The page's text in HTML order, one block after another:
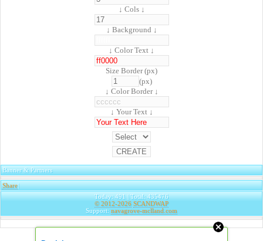
↓ Cols ↓
↓ Background ↓
↓ Color Text ↓
Size Border (px)
(px)
↓ Color Border ↓
↓ Your Text ↓
Banner & Partners
Share|
Today: 491 | Total: 435476
© 2012-2026 SCANDWAP
Support: navagrove-mclland.com